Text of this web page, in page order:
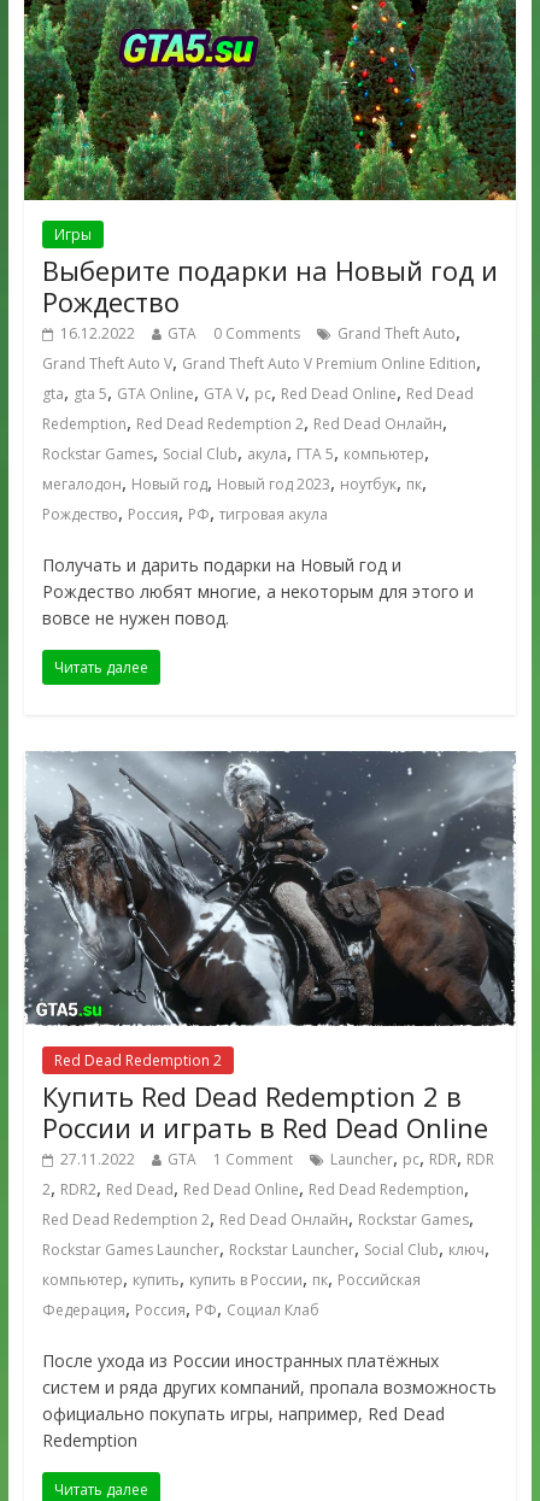
Игры
Выберите подарки на Новый год и
Рождество
16.12.2022 GTA 0 Comments Grand Theft Auto,
Grand Theft Auto V, Grand Theft Auto V Premium Online Edition,
gta, gta 5, GTA Online, GTA V, pc, Red Dead Online, Red Dead
Redemption, Red Dead Redemption 2, Red Dead Онлайн,
Rockstar Games, Social Club, акула, ГТА 5, компьютер,
мегалодон, Новый год, Новый год 2023, ноутбук, пк,
Рождество, Россия, РФ, тигровая акула
Получать и дарить подарки на Новый год и
Рождество любят многие, а некоторым для этого и
вовсе не нужен повод.
Читать далее
Red Dead Redemption 2
Купить Red Dead Redemption 2 в
России и играть в Red Dead Online
27.11.2022 GTA 1 Comment Launcher, pc, RDR, RDR
2, RDR2, Red Dead, Red Dead Online, Red Dead Redemption,
Red Dead Redemption 2, Red Dead Онлайн, Rockstar Games,
Rockstar Games Launcher, Rockstar Launcher, Social Club, ключ,
компьютер, купить, купить в России, пк, Российская
Федерация, Россия, РФ, Социал Клаб
После ухода из России иностранных платёжных
систем и ряда других компаний, пропала возможность
официально покупать игры, например, Red Dead
Redemption
Читать далее